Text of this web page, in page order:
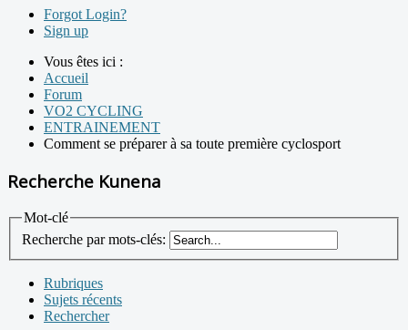
Forgot Login?
Sign up
Vous êtes ici :
Accueil
Forum
VO2 CYCLING
ENTRAINEMENT
Comment se préparer à sa toute première cyclosport
Recherche Kunena
Mot-clé
Recherche par mots-clés:
Rubriques
Sujets récents
Rechercher